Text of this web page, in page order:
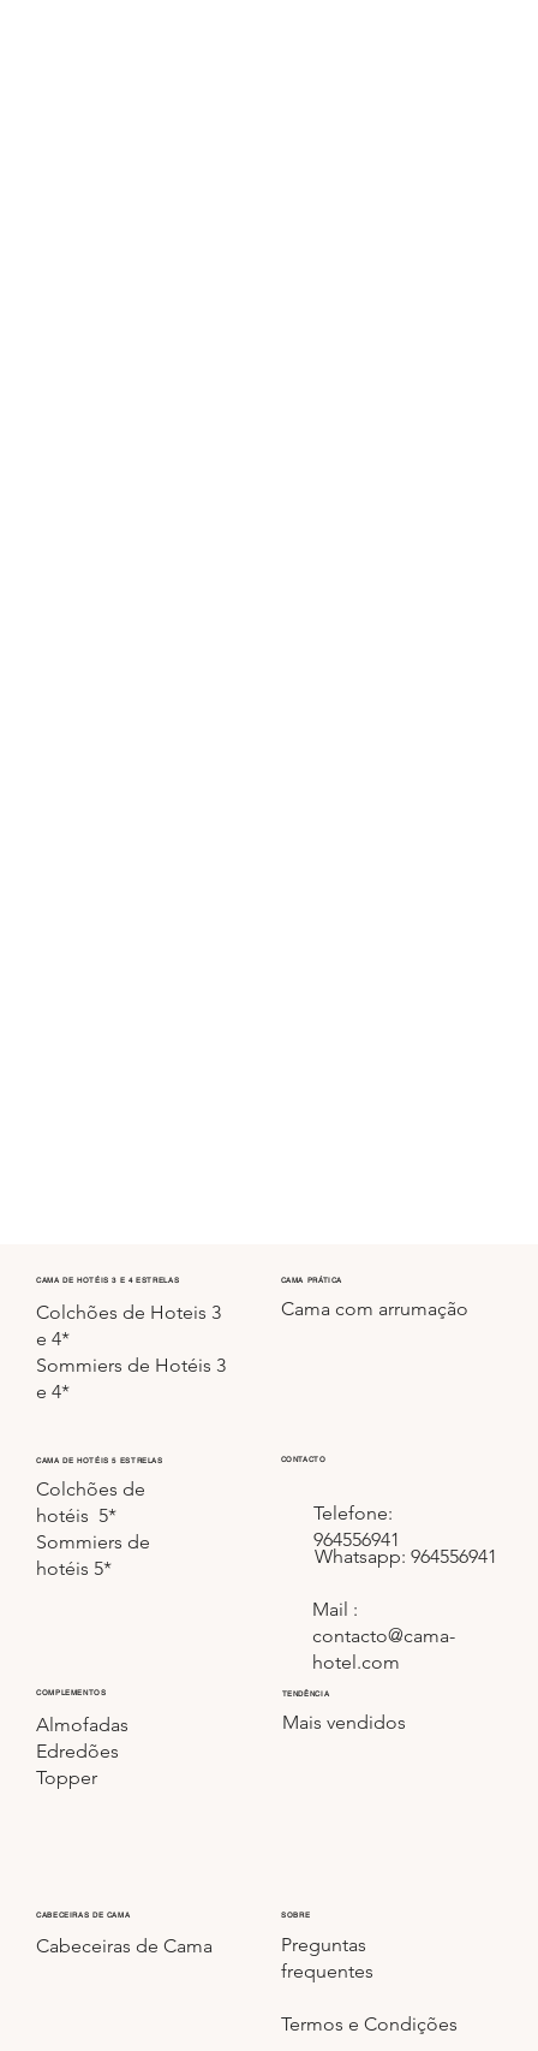
CABECEIRAS DE CAMA
Cabeceiras de Cama
TENDÊNCIA
Mais vendidos
COMPLEMENTOS
Almofadas
Edredões
Topper
CAMA DE HOTÉIS 5 ESTRELAS
Colchões de
hotéis 5*
Sommiers de
hotéis 5*
CAMA DE HOTÉIS 3 E 4 ESTRELAS
Colchões de Hoteis 3
e 4*
Sommiers de Hotéis 3
e 4*
CAMA PRÁTICA
Cama com arrumação
SOBRE
Preguntas
frequentes
Termos e Condições
CONTACTO
Telefone:
964556941
Whatsapp: 964556941
Mail :
contacto@cama-
hotel.com